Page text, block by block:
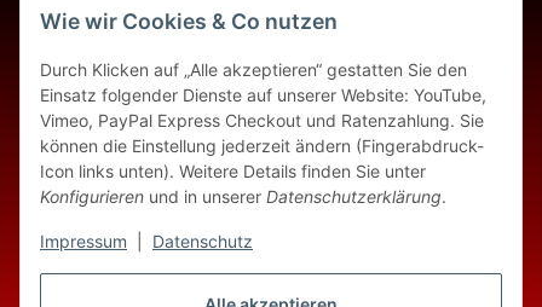
Wie wir Cookies & Co nutzen
Durch Klicken auf „Alle akzeptieren“ gestatten Sie den
Einsatz folgender Dienste auf unserer Website: YouTube,
Vimeo, PayPal Express Checkout und Ratenzahlung. Sie
können die Einstellung jederzeit ändern (Fingerabdruck-
Icon links unten). Weitere Details finden Sie unter
Konfigurieren und in unserer Datenschutzerklärung.
Impressum Datenschutz
Informationen
Gesetzliche Informationen